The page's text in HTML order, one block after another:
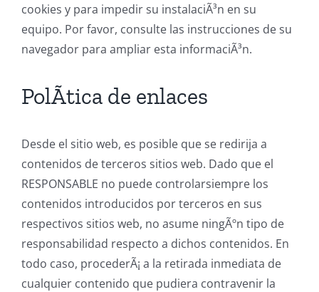
cookies y para impedir su instalaciÃ³n en su
equipo. Por favor, consulte las instrucciones de su
navegador para ampliar esta informaciÃ³n.
PolÃ­tica de enlaces
Desde el sitio web, es posible que se redirija a
contenidos de terceros sitios web. Dado que el
RESPONSABLE no puede controlarsiempre los
contenidos introducidos por terceros en sus
respectivos sitios web, no asume ningÃºn tipo de
responsabilidad respecto a dichos contenidos. En
todo caso, procederÃ¡ a la retirada inmediata de
cualquier contenido que pudiera contravenir la